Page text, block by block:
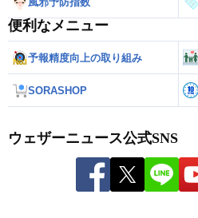
便利なメニュー
予報精度向上の取り組み
SORASHOP
ウェザーニュース公式SNS